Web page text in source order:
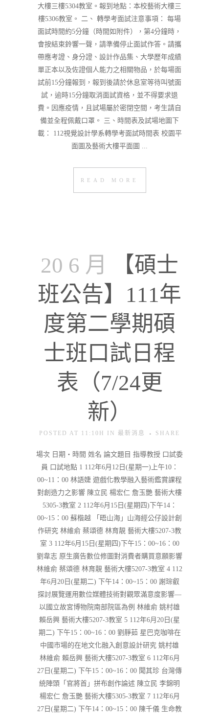
大樓三樓5304教室。報到地點：本校藝術大樓三
樓5306教室。 二、 轉學考面試注意事項： 每場
面試時間約5分鐘（時間如附件），第4分鐘時，
會按結束鈴響一聲，請準備停止面試作答。請攜
帶應考證、身分證、設計作品集、大學歷年成績
單正本以及佐證個人能力之相關物品，於每場面
試前15分鐘報到，報到後請於休息室等待叫號面
試，逾時15分鐘取消面試資格，並不得要求退
費。因應疫情，且試場屬於密閉空間，考生請自
備並全程佩戴口罩。 三、時間表及試場地圖下
載： 112視覺設計學系轉學考面試時間表 校園平
面圖及藝術大樓平面圖 ...
READ MORE
20 6 月
【碩士
班公告】111年
度第二學期碩
士班口試日程
表（7/24更
新）
POSTED AT 11:10H IN 最新消息 SHARE
場次 日期‧時間 姓名 論文題目 指導教授 口試委
員 口試地點 1 112年6月12日(星期一)上午10：
00~11：00 林語婕 遊戲化教學融入藝術鑑賞課程
對創造力之影響 陳立民 楊宏仁 詹玉艷 藝術大樓
5305-3教室 2 112年6月15日(星期四)下午14：
00~15：00 蘇楷越 「晤山海」山海經公仔設計創
作研究 林維俞 蔡頌德 林育靚 藝術大樓5207-3教
室 3 112年6月15日(星期四)下午15：00~16：00
劉韋志 原生廣告數位修圖對消費者購買意願影響
林維俞 蔡頌德 林育靚 藝術大樓5207-3教室 4 112
年6月20日(星期二) 下午14：00~15：00 謝琮叡
探討展覽運用數位媒體技術對觀眾滿意度影響—
以國立故宮博物院南部院區為例 林維俞 姚村雄
賴岳興 藝術大樓5207-3教室 5 112年6月20日(星
期二) 下午15：00~16：00 劉靜茹 星巴克咖啡在
中國市場的在地文化融入創意設計研究 姚村雄
林維俞 賴岳興 藝術大樓5207-3教室 6 112年6月
27日(星期二) 下午15：00~16：00 聞其珍 台灣傳
統陣頭「官將首」拼布創作論述 陳立民 李錦明
楊宏仁 詹玉艷 藝術大樓5305-3教室 7 112年6月
27日(星期二) 下午14：00~15：00 陳千儀 生命教